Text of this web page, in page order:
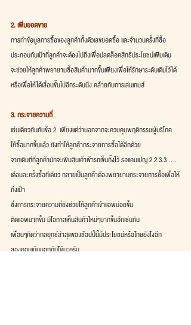
2. เพิ่มยอดขาย
การทำข้อมูลการซื้อของลูกค้าทั้งตัวเลขยอดซื้อ และจำนวนครั้งที่ซื้อ
ประกอบกับเป้าที่ลูกค้าจะต้องไปถึงเพื่อปลดล็อคสิทธิประโยชน์เพิ่มเติม
จะช่วยให้ลูกค้าพยายามซื้อสินค้ามากขึ้นเพียงเพื่อให้รักษาระดับเดิมไว้ได้
หรือเพื่อให้ได้เลื่อนขั้นไปอีกระดับนึง คล้ายกับการเล่นเกมส์
3. กระจายความถี่
เช่นเดียวกันกับข้อ 2. เพียงแต่ว่านอกจากจะควบคุมพฤติกรรมผู้บริโภค
ให้ซื้อมากขึ้นแล้ว ยังทำให้ลูกค้ากระจายการซื้อได้อีกด้วย
จากเดิมทีที่ลูกค้ามักจะเพิ่มสินเค้าเข้ารถเข็นทิ้งไว้ รอแคมเปญ 2.2 3.3 ....
เดือนละครั้งซื้อทีเดียว กลายเป็นลูกค้าต้องพยายามกระจายการซื้อเพื่อให้
ถึงเป้า
ซึ่งการกระจายความถี่ยังช่วยให้ลูกค้าเข้าแอพบ่อยขึ้น
ติดแอพมากขึ้น มีโอกาสเห็นสินค้าใหม่ๆมากขึ้นอีกเช่นกัน
เพื่อนๆคิดว่ากลยุทธ์ล่าสุดของช้อปปี้นี้มีประโยชน์หรือโทษยังไงอีก
ลองคอมเม้นบอกกันได้นะครับ